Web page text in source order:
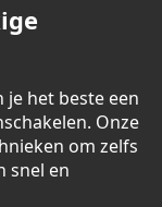
je het beste een
Onze
om zelfs
snel en